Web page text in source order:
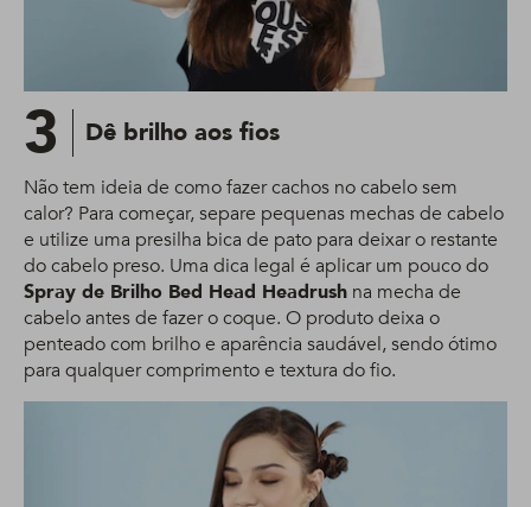
3 Dê brilho aos fios
Não tem ideia de como fazer cachos no cabelo sem
calor? Para começar, separe pequenas mechas de cabelo
e utilize uma presilha bica de pato para deixar o restante
do cabelo preso. Uma dica legal é aplicar um pouco do
Spray de Brilho Bed Head Headrush na mecha de
cabelo antes de fazer o coque. O produto deixa o
penteado com brilho e aparência saudável, sendo ótimo
para qualquer comprimento e textura do fio.